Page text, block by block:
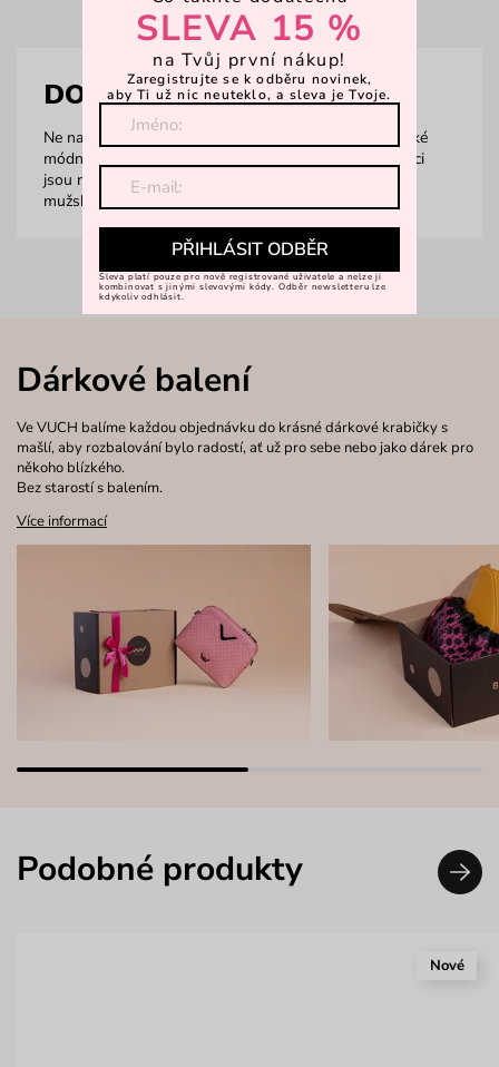
DOPLŇKY
Ne nadarmo se říká, že v jednoduchosti je krása. Pánské
módní doplňky od Vuch, které kombinují styl a eleganci
jsou navrhovány tak, aby dokonale podtrhly každou
mužskou osobnost. Vyber si ten svůj.
Dárkové balení
Ve VUCH balíme každou objednávku do krásné dárkové krabičky s
mašlí, aby rozbalování bylo radostí, ať už pro sebe nebo jako dárek pro
někoho blízkého.
Bez starostí s balením.
Více informací
Podobné produkty
Nové
SLEVA 15 %
na Tvůj první nákup!
Zaregistrujte se k odběru novinek,
aby Ti už nic neuteklo, a sleva je Tvoje.
PŘIHLÁSIT ODBĚR
Sleva platí pouze pro nově registrované uživatele a nelze ji
kombinovat s jinými slevovými kódy. Odběr newsletteru lze
kdykoliv odhlásit.